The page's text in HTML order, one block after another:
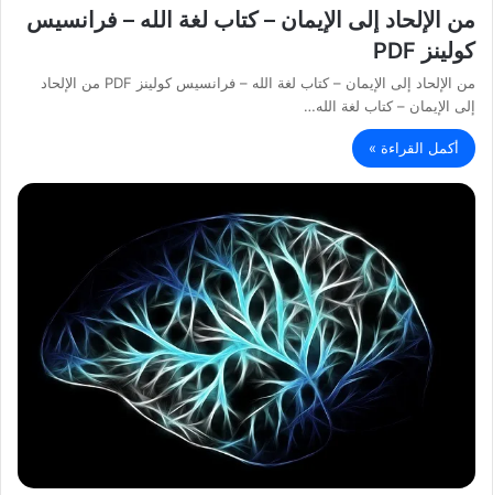
من الإلحاد إلى الإيمان – كتاب لغة الله – فرانسيس
كولينز PDF
من الإلحاد إلى الإيمان – كتاب لغة الله – فرانسيس كولينز PDF من الإلحاد
إلى الإيمان – كتاب لغة الله…
أكمل القراءة »